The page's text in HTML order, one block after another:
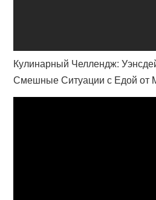
Кулинарный Челлендж:
Смешные Ситуации с Едой от